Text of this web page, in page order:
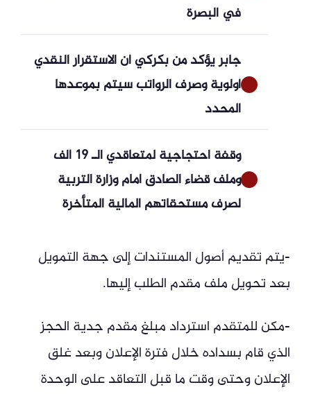
في البصرة
جابر يؤكد من بكركي أن الاستقرار النقدي
أولوية وصرف الرواتب سيتم بموعدها
المحدد
وقفة احتجاجية لمتعاقدي الـ 19 ألف
وملف قضاء الصادق أمام وزارة التربية
لصرف مستحقاتهم المالية المتأخرة
-يتم تقديم أصول المستندات إلى جهة التمويل
بعد تحويل ملف مقدم الطلب إليها.
-مكن للمتقدم استرداد مبلغ مقدم جدية الحجز
الذي قام بسداده خلال فترة الإعلان وبعد غلق
الإعلان وحتى وقت ما قبل التعاقد على الوحدة